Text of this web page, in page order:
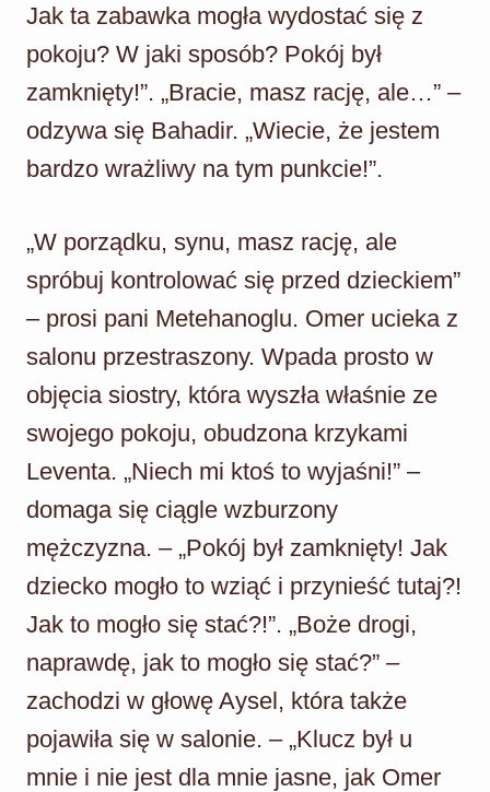
Jak ta zabawka mogła wydostać się z
pokoju? W jaki sposób? Pokój był
zamknięty!”. „Bracie, masz rację, ale…” –
odzywa się Bahadir. „Wiecie, że jestem
bardzo wrażliwy na tym punkcie!”.
„W porządku, synu, masz rację, ale
spróbuj kontrolować się przed dzieckiem”
– prosi pani Metehanoglu. Omer ucieka z
salonu przestraszony. Wpada prosto w
objęcia siostry, która wyszła właśnie ze
swojego pokoju, obudzona krzykami
Leventa. „Niech mi ktoś to wyjaśni!” –
domaga się ciągle wzburzony
mężczyzna. – „Pokój był zamknięty! Jak
dziecko mogło to wziąć i przynieść tutaj?!
Jak to mogło się stać?!”. „Boże drogi,
naprawdę, jak to mogło się stać?” –
zachodzi w głowę Aysel, która także
pojawiła się w salonie. – „Klucz był u
mnie i nie jest dla mnie jasne, jak Omer